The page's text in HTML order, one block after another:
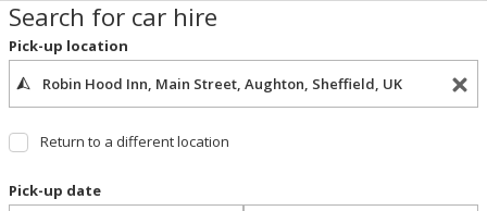
Search for car hire
Pick-up location
Return to a different location
Pick-up date